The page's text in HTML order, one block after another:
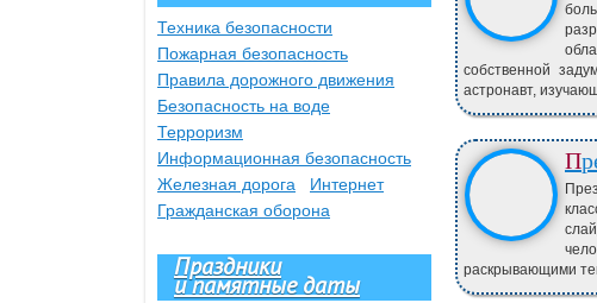
собственной
астронавт,
раскрывающими
Техника безопасности
Пожарная безопасность
Правила дорожного движения
Безопасность на воде
Терроризм
Информационная безопасность
Железная дорога
Интернет
Гражданская оборона
Праздники
и памятные даты